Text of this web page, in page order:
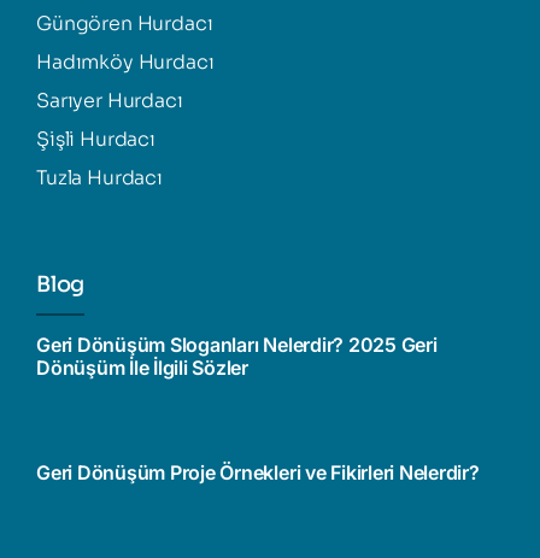
Güngören Hurdacı
Hadımköy Hurdacı
Sarıyer Hurdacı
Şişli Hurdacı
Tuzla Hurdacı
Blog
Geri Dönüşüm Sloganları Nelerdir? 2025 Geri
Dönüşüm İle İlgili Sözler
Geri Dönüşüm Proje Örnekleri ve Fikirleri Nelerdir?